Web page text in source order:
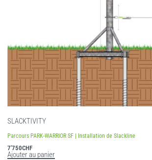
SLACKTIVITY
Parcours PARK-WARRIOR SF | Installation de Slackline
7'750CHF
Ajouter au panier